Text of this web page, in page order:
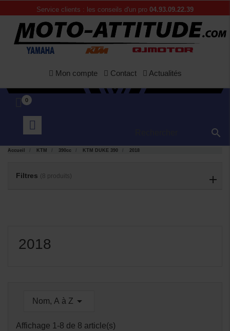
Service clients : les conseils d'un pro 04.93.09.22.39
Mon compte Contact Actualités
0

Accueil KTM 390cc KTM DUKE 390 2018
Filtres (8 produits)
2018
Nom, A à Z 
Affichage 1-8 de 8 article(s)